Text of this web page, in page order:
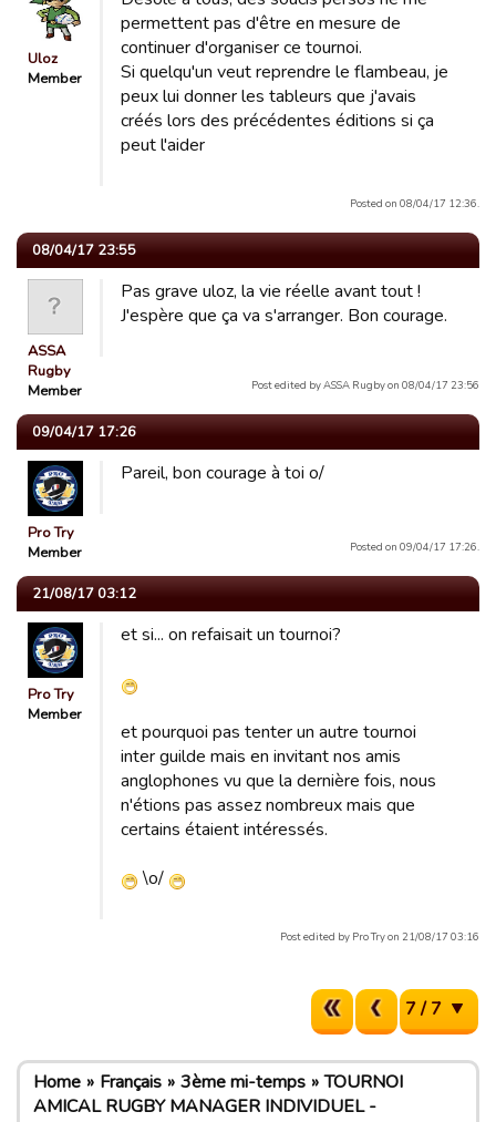
Uloz
Member
permettent pas d'être en mesure de
continuer d'organiser ce tournoi.
Si quelqu'un veut reprendre le flambeau, je
peux lui donner les tableurs que j'avais
créés lors des précédentes éditions si ça
peut l'aider
Posted on 08/04/17 12:36.
08/04/17 23:55
ASSA
Rugby
Member
Pas grave uloz, la vie réelle avant tout !
J'espère que ça va s'arranger. Bon courage.
Post edited by ASSA Rugby on 08/04/17 23:56
09/04/17 17:26
Pro Try
Member
Pareil, bon courage à toi o/
Posted on 09/04/17 17:26.
21/08/17 03:12
Pro Try
Member
et si... on refaisait un tournoi?
et pourquoi pas tenter un autre tournoi
inter guilde mais en invitant nos amis
anglophones vu que la dernière fois, nous
n'étions pas assez nombreux mais que
certains étaient intéressés.
\o/
Post edited by Pro Try on 21/08/17 03:16
7 / 7
Home Français 3ème mi-temps
TOURNOI
AMICAL RUGBY MANAGER INDIVIDUEL -